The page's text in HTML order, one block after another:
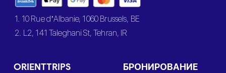
1. 10 Rue d’Albanie, 1060 Brussels, BE
2. L2, 141 Taleghani St, Tehran, IR
ORIENTTRIPS БРОНИРОВАНИЕ